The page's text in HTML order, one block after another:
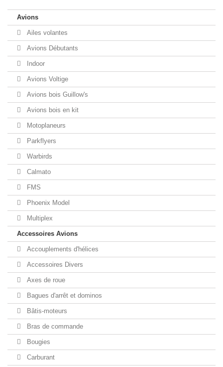
Avions
Ailes volantes
Avions Débutants
Indoor
Avions Voltige
Avions bois Guillow's
Avions bois en kit
Motoplaneurs
Parkflyers
Warbirds
Calmato
FMS
Phoenix Model
Multiplex
Accessoires Avions
Accouplements d'hélices
Accessoires Divers
Axes de roue
Bagues d'arrêt et dominos
Bâtis-moteurs
Bras de commande
Bougies
Carburant